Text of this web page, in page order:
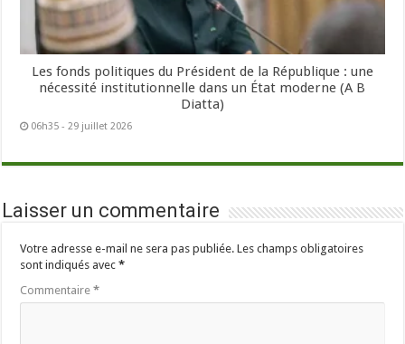
Les fonds politiques du Président de la République : une
nécessité institutionnelle dans un État moderne (A B
Diatta)
06h35 - 29 juillet 2026
Laisser un commentaire
Votre adresse e-mail ne sera pas publiée. Les champs obligatoires
sont indiqués avec*
Commentaire*